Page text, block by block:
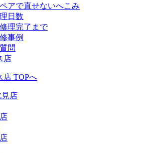
アで直せないへこみ
日数
理完了まで
事例
問
店
店 TOPへ
店